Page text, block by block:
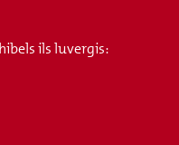
ils luvergis: